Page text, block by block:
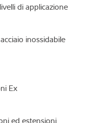
di applicazione
inossidabile
Ex
ed estensioni